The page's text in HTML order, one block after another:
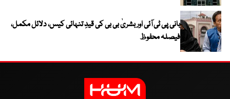
بانی پی ٹی آئی اور بشریٰ بی بی کی قیدِ تنہائی کیس، دلائل مکمل،
فیصلہ محفوظ